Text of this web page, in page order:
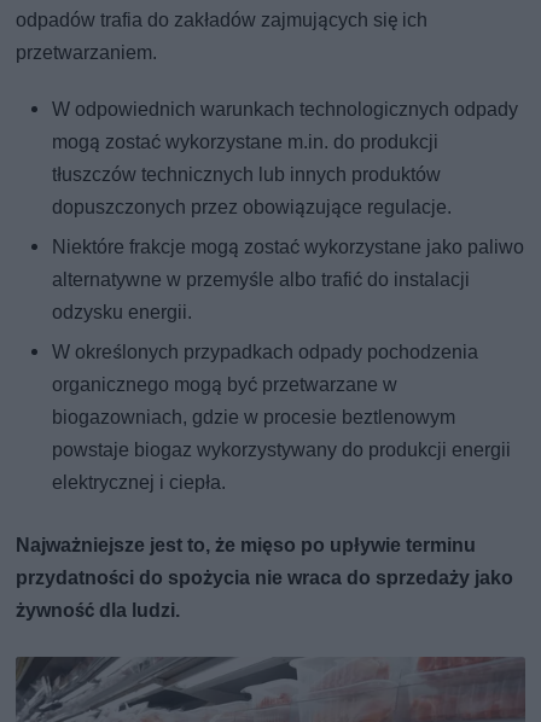
odpadów trafia do zakładów zajmujących się ich
przetwarzaniem.
W odpowiednich warunkach technologicznych odpady
mogą zostać wykorzystane m.in. do produkcji
tłuszczów technicznych lub innych produktów
dopuszczonych przez obowiązujące regulacje.
Niektóre frakcje mogą zostać wykorzystane jako paliwo
alternatywne w przemyśle albo trafić do instalacji
odzysku energii.
W określonych przypadkach odpady pochodzenia
organicznego mogą być przetwarzane w
biogazowniach, gdzie w procesie beztlenowym
powstaje biogaz wykorzystywany do produkcji energii
elektrycznej i ciepła.
Najważniejsze jest to, że mięso po upływie terminu
przydatności do spożycia nie wraca do sprzedaży jako
żywność dla ludzi.